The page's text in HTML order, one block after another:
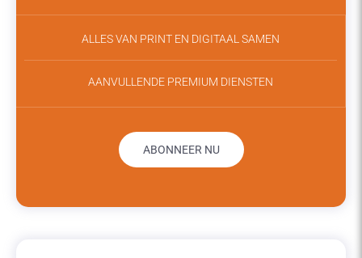
ALLES VAN PRINT EN DIGITAAL SAMEN
AANVULLENDE PREMIUM DIENSTEN
ABONNEER NU